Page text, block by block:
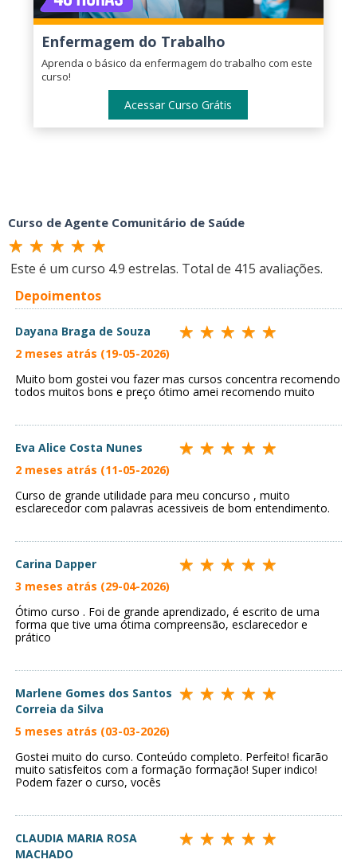
Enfermagem do Trabalho
Aprenda o básico da enfermagem do trabalho com este
curso!
Acessar Curso Grátis
Curso de Agente Comunitário de Saúde
Este é um curso 4.9 estrelas. Total de 415 avaliações.
Depoimentos
Dayana Braga de Souza
2 meses atrás (19-05-2026)
Muito bom gostei vou fazer mas cursos concentra recomendo
todos muitos bons e preço ótimo amei recomendo muito
Eva Alice Costa Nunes
2 meses atrás (11-05-2026)
Curso de grande utilidade para meu concurso , muito
esclarecedor com palavras acessiveis de bom entendimento.
Carina Dapper
3 meses atrás (29-04-2026)
Ótimo curso . Foi de grande aprendizado, é escrito de uma
forma que tive uma ótima compreensão, esclarecedor e
prático
Marlene Gomes dos Santos
Correia da Silva
5 meses atrás (03-03-2026)
Gostei muito do curso. Conteúdo completo. Perfeito! ficarão
muito satisfeitos com a formação formação! Super indico!
Podem fazer o curso, vocês
CLAUDIA MARIA ROSA
MACHADO